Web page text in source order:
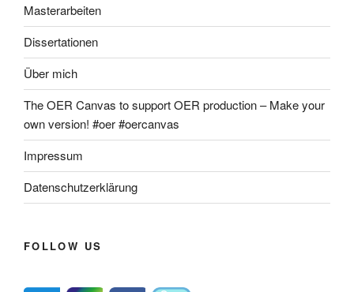
Masterarbeiten
Dissertationen
Über mich
The OER Canvas to support OER production – Make your
own version! #oer #oercanvas
Impressum
Datenschutzerklärung
FOLLOW US